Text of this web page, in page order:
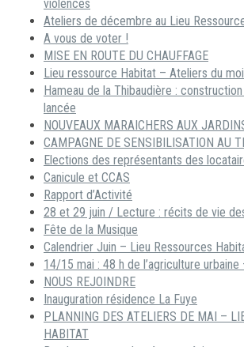
violences
Ateliers de décembre au Lieu
A vous de voter !
MISE EN ROUTE DU CHAUFFAGE
Lieu ressource Habitat – Ateliers du
Hameau de la Thibaudière :
lancée
NOUVEAUX MARAICHERS AUX
CAMPAGNE DE SENSIBILISATION AU
Elections des représentants des
Canicule et CCAS
Rapport d’Activité
28 et 29 juin / Lecture : récits de vie
Fête de la Musique
Calendrier Juin – Lieu Ressources
14/15 mai : 48 h de l’agriculture
NOUS REJOINDRE
Inauguration résidence La Fuye
PLANNING DES ATELIERS DE MAI –
HABITAT